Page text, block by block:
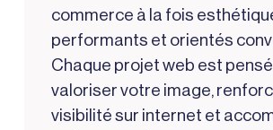
commerce à la fois
performants et orientés
Chaque projet web est
valoriser votre image,
visibilité sur internet et